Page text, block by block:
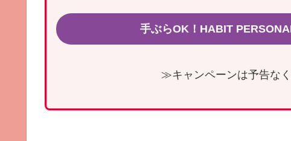
手ぶらOK！HABIT
≫キャンペーンは予告な